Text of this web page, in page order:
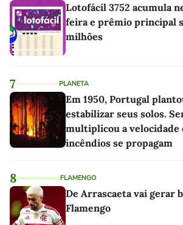
Lotofácil 3752 acumula
feira e prêmio principal
milhões
7 PLANETA
Em 1950, Portugal
estabilizar seus solos.
multiplicou a velocidade
incêndios se propagam
8 FLAMENGO
De Arrascaeta vai gerar
Flamengo